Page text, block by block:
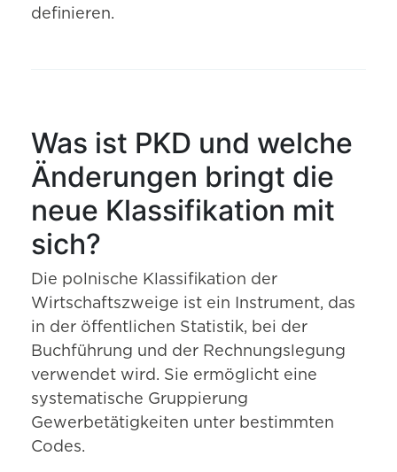
definieren.
Was ist PKD und welche
Änderungen bringt die
neue Klassifikation mit
sich?
Die polnische Klassifikation der
Wirtschaftszweige ist ein Instrument, das
in der öffentlichen Statistik, bei der
Buchführung und der Rechnungslegung
verwendet wird. Sie ermöglicht eine
systematische Gruppierung
Gewerbetätigkeiten unter bestimmten
Codes.